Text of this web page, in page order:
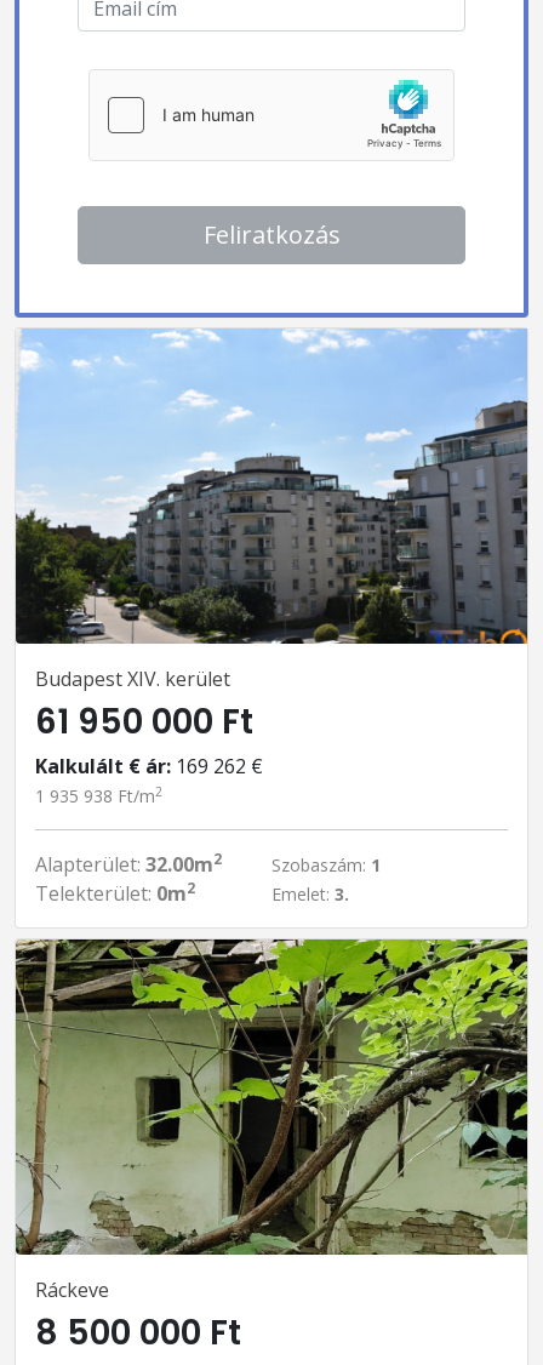
Feliratkozás
Budapest XIV. kerület
61 950 000 Ft
Kalkulált € ár: 169 262 €
1 935 938 Ft/m2
Alapterület: 32.00m2
Telekterület: 0m2
Szobaszám: 1
Emelet: 3.
Ráckeve
8 500 000 Ft